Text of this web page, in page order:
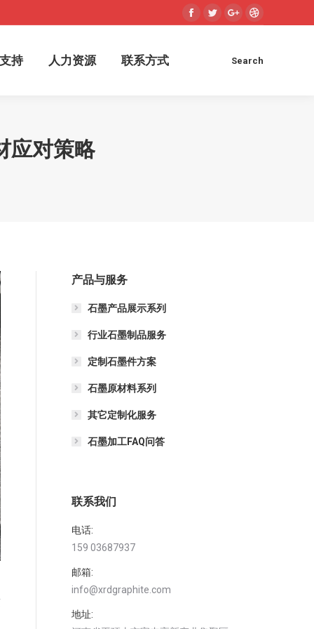
Facebook
TwitterGoogle+Dribbble
持 人力资源 联系方式 Search:
Search
应对策略
产品与服务
石墨产品展示系列
行业石墨制品服务
定制石墨件方案
石墨原材料系列
其它定制化服务
石墨加工FAQ问答
联系我们
电话:
159 03687937
邮箱:
info@xrdgraphite.com
地址:
支持 人力资源 联系方式 Search:
Search